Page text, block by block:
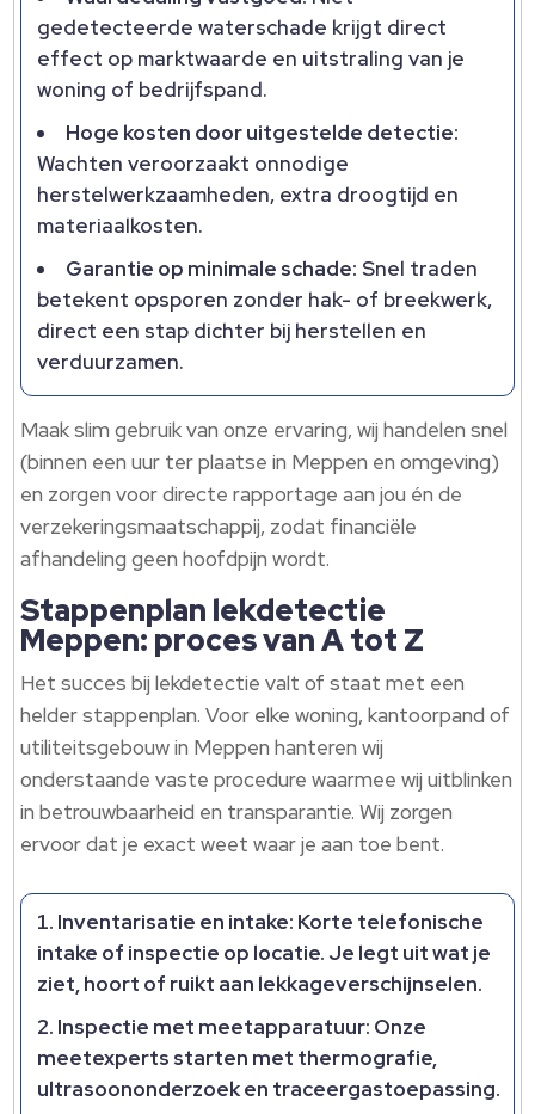
gedetecteerde waterschade krijgt direct
effect op marktwaarde en uitstraling van je
woning of bedrijfspand.
Hoge kosten door uitgestelde detectie:
Wachten veroorzaakt onnodige
herstelwerkzaamheden, extra droogtijd en
materiaalkosten.
Garantie op minimale schade: Snel traden
betekent opsporen zonder hak- of breekwerk,
direct een stap dichter bij herstellen en
verduurzamen.
Maak slim gebruik van onze ervaring, wij handelen snel
(binnen een uur ter plaatse in Meppen en omgeving)
en zorgen voor directe rapportage aan jou én de
verzekeringsmaatschappij, zodat financiële
afhandeling geen hoofdpijn wordt.
Stappenplan lekdetectie
Meppen: proces van A tot Z
Het succes bij lekdetectie valt of staat met een
helder stappenplan. Voor elke woning, kantoorpand of
utiliteitsgebouw in Meppen hanteren wij
onderstaande vaste procedure waarmee wij uitblinken
in betrouwbaarheid en transparantie. Wij zorgen
ervoor dat je exact weet waar je aan toe bent.
Inventarisatie en intake: Korte telefonische
intake of inspectie op locatie. Je legt uit wat je
ziet, hoort of ruikt aan lekkageverschijnselen.
Inspectie met meetapparatuur: Onze
meetexperts starten met thermografie,
ultrasoononderzoek en traceergastoepassing.